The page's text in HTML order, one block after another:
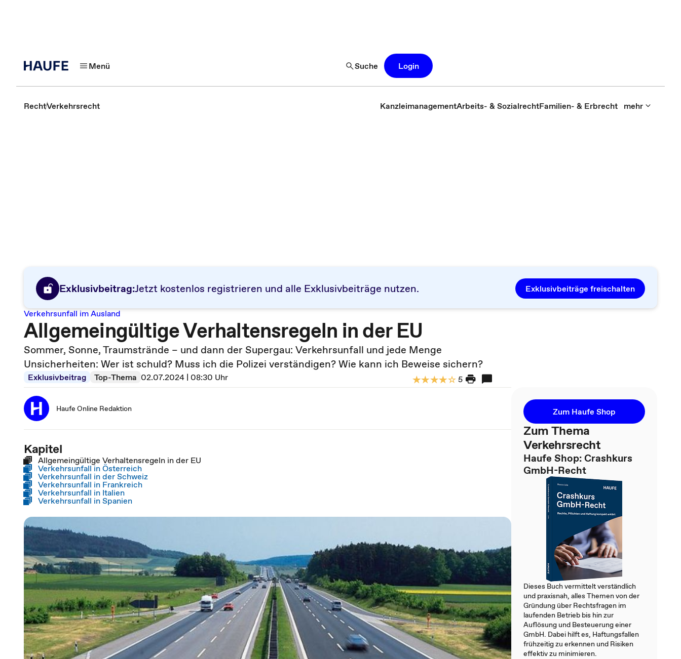
Menü Suche Login
RechtVerkehrsrecht KanzleimanagementArbeits- & SozialrechtFamilien- & Erbrecht mehr
Exklusivbeitrag:Jetzt kostenlos registrieren und alle Exklusivbeiträge nutzen. Exklusivbeiträge freischalten
Verkehrsunfall im Ausland
Allgemeingültige Verhaltensregeln in der EU
Sommer, Sonne, Traumstrände – und dann der Supergau: Verkehrsunfall und jede Menge
Unsicherheiten: Wer ist schuld? Muss ich die Polizei verständigen? Wie kann ich Beweise sichern?
Exklusivbeitrag Top-Thema 02.07.2024 | 08:30 Uhr 5
Haufe Online Redaktion
Kapitel
Allgemeingültige Verhaltensregeln in der EU
Verkehrsunfall in Österreich
Verkehrsunfall in der Schweiz
Verkehrsunfall in Frankreich
Verkehrsunfall in Italien
Verkehrsunfall in Spanien
Zum Haufe Shop
Zum Thema
Verkehrsrecht
Haufe Shop: Crashkurs
GmbH-Recht
Dieses Buch vermittelt verständlich
und praxisnah, alles Themen von der
Gründung über Rechtsfragen im
laufenden Betrieb bis hin zur
Auflösung und Besteuerung einer
GmbH. Dabei hilft es, Haftungsfallen
frühzeitig zu erkennen und Risiken
effektiv zu minimieren.